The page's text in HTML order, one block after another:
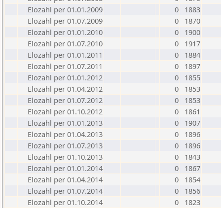
Elozahl per 01.01.2009
0
1883
Elozahl per 01.07.2009
0
1870
Elozahl per 01.01.2010
0
1900
Elozahl per 01.07.2010
0
1917
Elozahl per 01.01.2011
0
1884
Elozahl per 01.07.2011
0
1897
Elozahl per 01.01.2012
0
1855
Elozahl per 01.04.2012
0
1853
Elozahl per 01.07.2012
0
1853
Elozahl per 01.10.2012
0
1861
Elozahl per 01.01.2013
0
1907
Elozahl per 01.04.2013
0
1896
Elozahl per 01.07.2013
0
1896
Elozahl per 01.10.2013
0
1843
Elozahl per 01.01.2014
0
1867
Elozahl per 01.04.2014
0
1854
Elozahl per 01.07.2014
0
1856
Elozahl per 01.10.2014
0
1823